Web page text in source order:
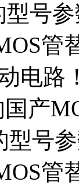
型号
管
电路
产
型号
管